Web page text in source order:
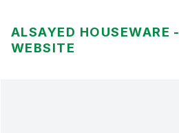
ALSAYED HOUSEWARE -
WEBSITE